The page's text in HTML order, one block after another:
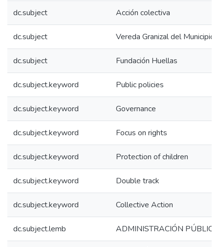
dc.subject Acción colectiva
dc.subject Vereda Granizal del Municipio
dc.subject Fundación Huellas
dc.subject.keyword Public policies
dc.subject.keyword Governance
dc.subject.keyword Focus on rights
dc.subject.keyword Protection of children
dc.subject.keyword Double track
dc.subject.keyword Collective Action
dc.subject.lemb ADMINISTRACIÓN PÚBLICA